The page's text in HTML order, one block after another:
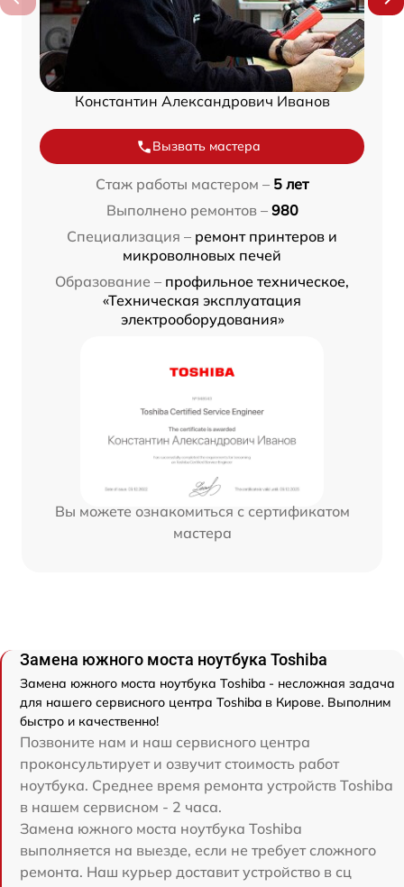
Константин Александрович Иванов
Вызвать мастера
Стаж работы мастером – 5 лет
Выполнено ремонтов – 980
Специализация – ремонт принтеров и
микроволновых печей
Образование – профильное техническое,
«Техническая эксплуатация
электрооборудования»
Вы можете ознакомиться с сертификатом
мастера
Замена южного моста ноутбука Toshiba
Замена южного моста ноутбука Toshiba - несложная задача
для нашего сервисного центра Toshiba в Кирове. Выполним
быстро и качественно!
Позвоните нам и наш сервисного центра
проконсультирует и озвучит стоимость работ
ноутбука. Среднее время ремонта устройств Toshiba
в нашем сервисном - 2 часа.
Замена южного моста ноутбука Toshiba
выполняется на выезде, если не требует сложного
ремонта. Наш курьер доставит устройство в сц